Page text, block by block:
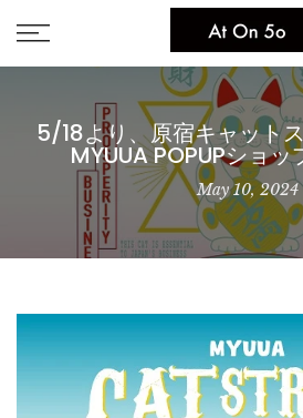
Skip
to
content
5/18より、原宿キャット
MYUUA POPUPショッ
May 10, 2024